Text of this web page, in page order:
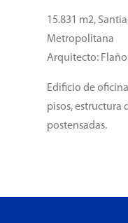
15.831 m2,
Metropolitana
Arquitecto:
Edificio de
pisos, estructura
postensadas.